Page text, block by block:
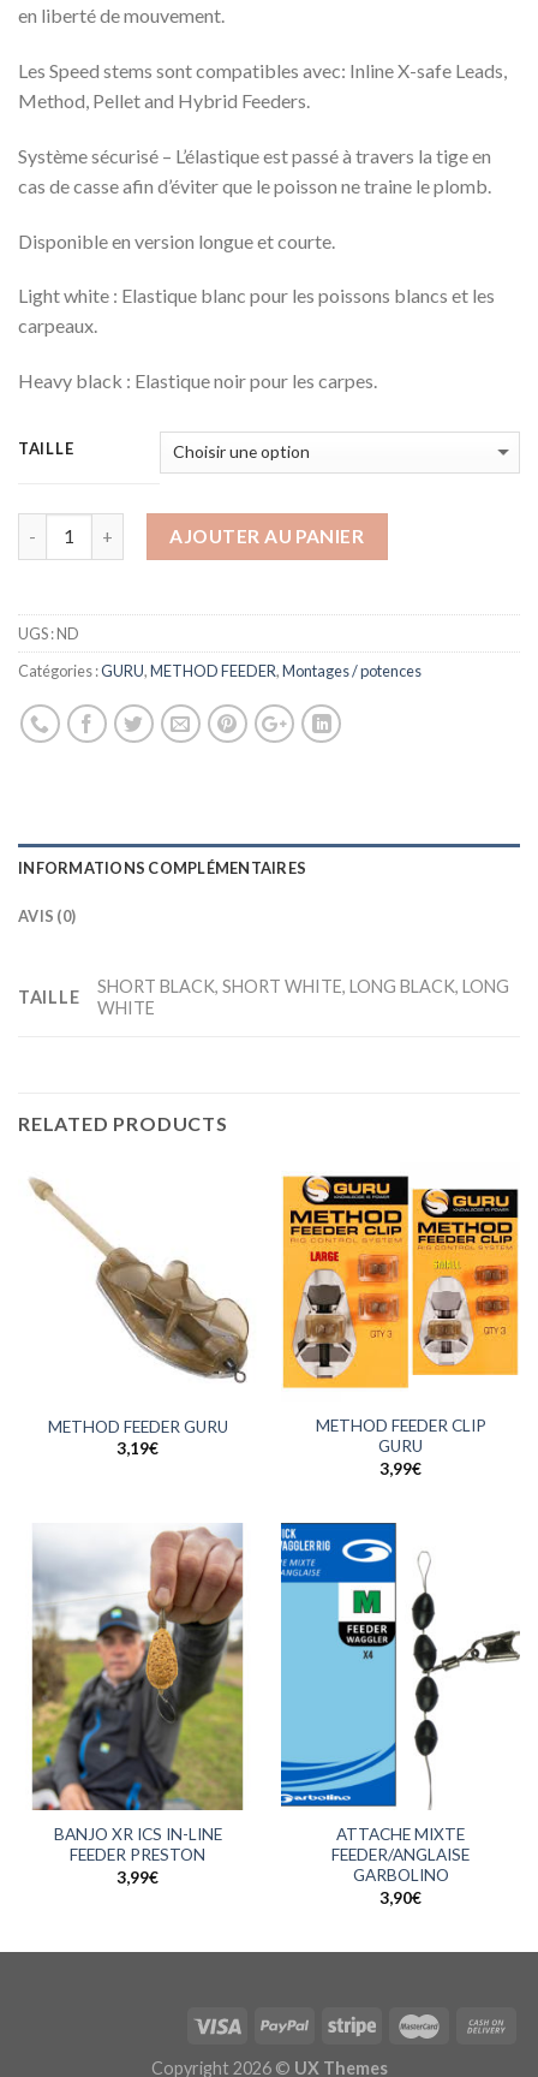
en liberté de mouvement.
Les Speed stems sont compatibles avec: Inline X-safe Leads,
Method, Pellet and Hybrid Feeders.
Système sécurisé – L’élastique est passé à travers la tige en
cas de casse afin d’éviter que le poisson ne traine le plomb.
Disponible en version longue et courte.
Light white : Elastique blanc pour les poissons blancs et les
carpeaux.
Heavy black : Elastique noir pour les carpes.
TAILLE
AJOUTER AU PANIER
UGS :ND
Catégories :GURU,METHOD FEEDER,Montages / potences
INFORMATIONS COMPLÉMENTAIRES
AVIS (0)
TAILLE
SHORT BLACK, SHORT WHITE, LONG BLACK, LONG
WHITE
RELATED PRODUCTS
METHOD FEEDER GURU
3,19€
METHOD FEEDER CLIP
GURU
3,99€
BANJO XR ICS IN-LINE
FEEDER PRESTON
3,99€
ATTACHE MIXTE
FEEDER/ANGLAISE
GARBOLINO
3,90€
Copyright 2026 © UX Themes